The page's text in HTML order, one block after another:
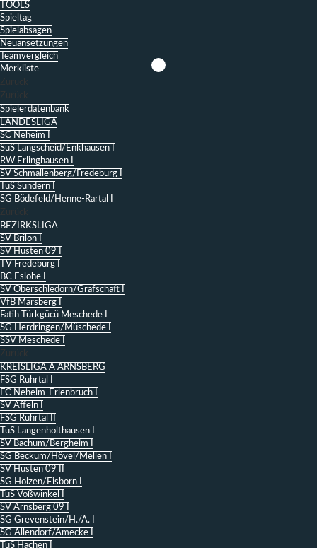
TOOLS
Spieltag
Spielabsagen
Neuansetzungen
Teamvergleich
Merkliste
Zurück
Zurück
Spielerdatenbank
LANDESLIGA
SC Neheim I
SuS Langscheid/Enkhausen I
RW Erlinghausen I
SV Schmallenberg/Fredeburg I
TuS Sundern I
SG Bödefeld/Henne-Rartal I
Zurück
BEZIRKSLIGA
SV Brilon I
SV Hüsten 09 I
TV Fredeburg I
BC Eslohe I
SV Oberschledorn/Grafschaft I
VfB Marsberg I
Fatih Türkgücü Meschede I
SG Herdringen/Müschede I
SSV Meschede I
Zurück
KREISLIGA A ARNSBERG
FSG Ruhrtal I
FC Neheim-Erlenbruch I
SV Affeln I
FSG Ruhrtal II
TuS Langenholthausen I
SV Bachum/Bergheim I
SG Beckum/Hövel/Mellen I
SV Hüsten 09 II
SG Holzen/Eisborn I
TuS Voßwinkel I
SV Arnsberg 09 I
SG Grevenstein/H./A. I
SG Allendorf/Amecke I
TuS Hachen I